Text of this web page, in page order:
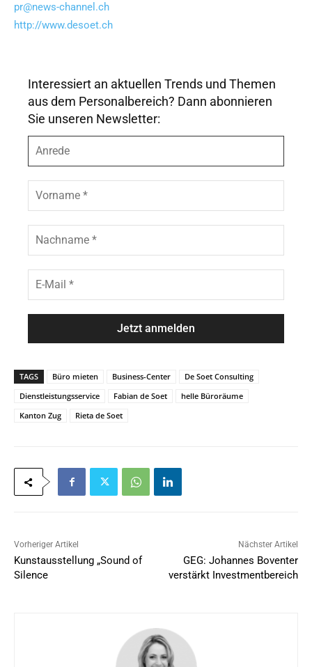
pr@news-channel.ch
http://www.desoet.ch
Interessiert an aktuellen Trends und Themen
aus dem Personalbereich? Dann abonnieren
Sie unseren Newsletter:
r
e
e
r
n
m
c
h
a
M
a
l
TAGS Büro mieten Business-Center
De Soet Consulting
Dienstleistungsservice
Fabian de Soet
helle Büroräume
Kanton Zug
Rieta de Soet
Vorheriger Artikel
Kunstausstellung „Sound of
Silence
Nächster Artikel
GEG: Johannes Boventer
verstärkt Investmentbereich